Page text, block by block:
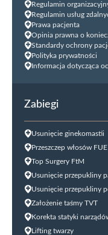
Regulamin
Regulamin usług
Prawa pacjenta
Opinia prawna o
Standardy ochrony
Polityka prywatności
Informacja dotycząca
Zabiegi
Usunięcie ginekomastii
Przeszczep włosów FUE
Top Surgery FtM
Usunięcie przepukliny
Usunięcie przepukliny
Założenie taśmy TVT
Korekta statyki
Lifting twarzy